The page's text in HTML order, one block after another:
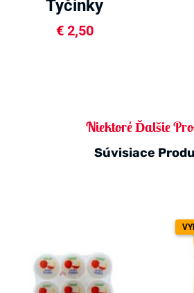
Tyčinky
matcha 40g
€2,50
Niektoré Ďalšie
Súvisiace